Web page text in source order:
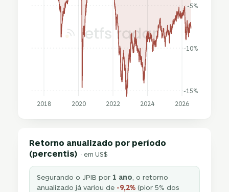
-15%
-10%
-5%
2018 2020 2022 2024 2026
Retorno anualizado por período
(percentis) · em US$
Segurando o JPIB por 1 ano , o retorno
anualizado já variou de -9,2% (pior 5% dos